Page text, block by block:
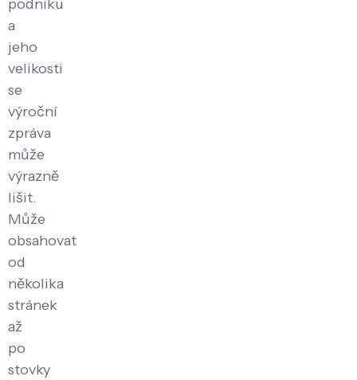
podniku
a
jeho
velikosti
se
výroční
zpráva
může
výrazně
lišit.
Může
obsahovat
od
několika
stránek
až
po
stovky